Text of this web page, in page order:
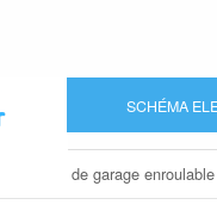
SCHÉMA
Porte de garage